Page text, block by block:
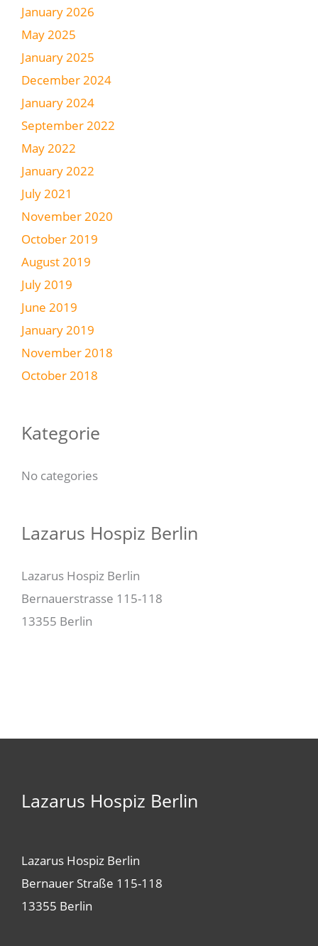
January 2026
May 2025
January 2025
December 2024
January 2024
September 2022
May 2022
January 2022
July 2021
November 2020
October 2019
August 2019
July 2019
June 2019
January 2019
November 2018
October 2018
Kategorie
No categories
Lazarus Hospiz Berlin
Lazarus Hospiz Berlin
Bernauerstrasse 115-118
13355 Berlin
Lazarus Hospiz Berlin
Lazarus Hospiz Berlin
Bernauer Straße 115-118
13355 Berlin